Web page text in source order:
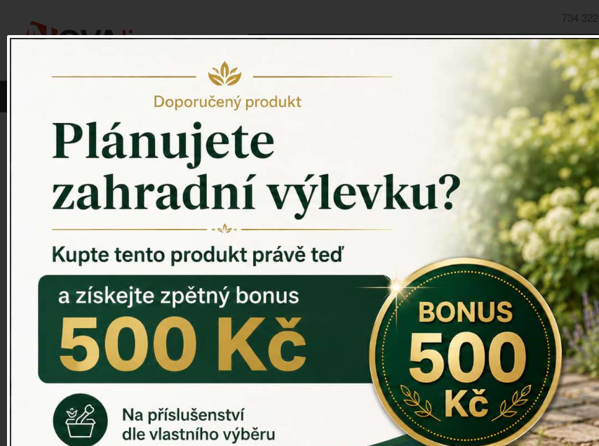
734
Vyberte si kategorii: NOVINKY
PÍTKO PRO PTÁKY
ZAHRADNÍ SOCHY
ZAHRADNÍ UMYVADLA
PTAČÍ BUDKY
Litinové škrabáky na boty
DEKORACE NA HROB
RETRO KONZOLE
Domovní čísla - litina
DEKORACE NA ZEĎ
ZVONKOHRA
ZVONY A ZVONKY
PTAČÍ KRMÍTKA
SLUNEČNÍ HODINY
Dózy na brambory a zeleninu
VÝPRODEJ - poslední kusy
Andělé, něžné sošky
Aroma lampy
Venkovský domov ROHOŽKY A ŠKRABADLA->Rohožka
boji
něž
Kód:
Další